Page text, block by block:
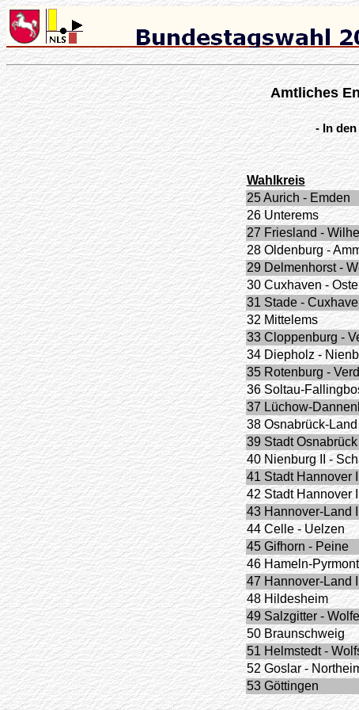
Amtliches
- In
Wahlkreis
25 Aurich - Emden
26 Unterems
27 Friesland -
28 Oldenburg -
29 Delmenhorst -
30 Cuxhaven -
31 Stade -
32 Mittelems
33 Cloppenburg -
34 Diepholz -
35 Rotenburg -
36 Soltau-
37 Lüchow-
38 Osnabrück-Land
39 Stadt Osnabrück
40 Nienburg II -
41 Stadt Hannover I
42 Stadt Hannover II
43 Hannover-Land I
44 Celle - Uelzen
45 Gifhorn - Peine
46 Hameln-
47 Hannover-Land II
48 Hildesheim
49 Salzgitter -
50 Braunschweig
51 Helmstedt -
52 Goslar -
53 Göttingen